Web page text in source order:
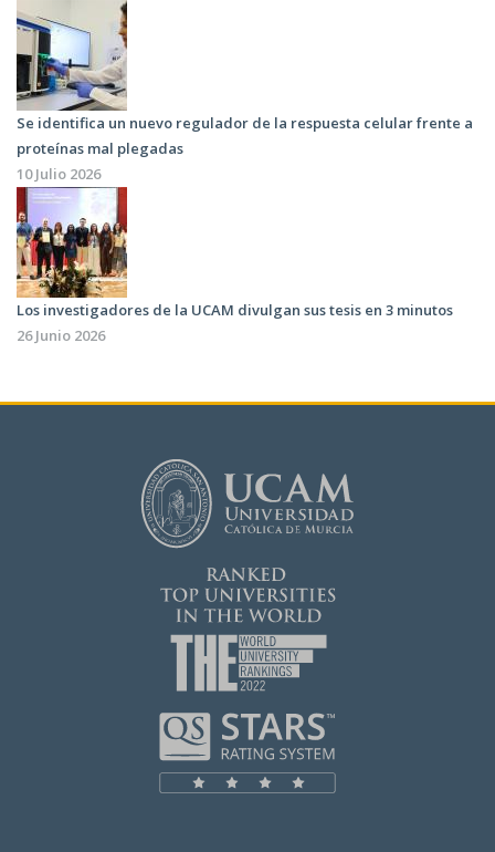
Se identifica un nuevo regulador de la respuesta celular frente a
proteínas mal plegadas
10 Julio 2026
Los investigadores de la UCAM divulgan sus tesis en 3 minutos
26 Junio 2026